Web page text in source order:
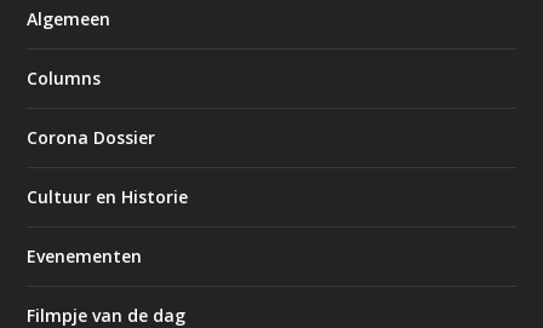
Algemeen
Columns
Corona Dossier
Cultuur en Historie
Evenementen
Filmpje van de dag